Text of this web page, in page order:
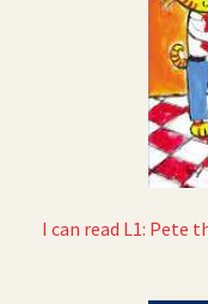
I can read L1: Pete